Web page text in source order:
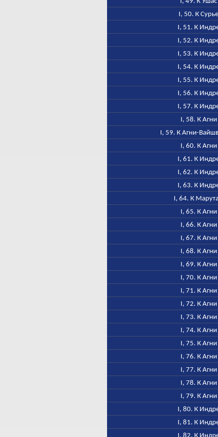
I, 50. К Сурье
I, 51. К
I, 52. К
I, 53. К
I, 54. К
I, 55. К
I, 56. К
I, 57. К
I, 58. К Агни
I, 59. К Агни-
I, 60. К Агни
I, 61. К
I, 62. К
I, 63. К
I, 64. К
I, 65. К Агни
I, 66. К Агни
I, 67. К Агни
I, 68. К Агни
I, 69. К Агни
I, 70. К Агни
I, 71. К Агни
I, 72. К Агни
I, 73. К Агни
I, 74. К Агни
I, 75. К Агни
I, 76. К Агни
I, 77. К Агни
I, 78. К Агни
I, 79. К Агни
I, 80. К
I, 81. К
I, 82. К